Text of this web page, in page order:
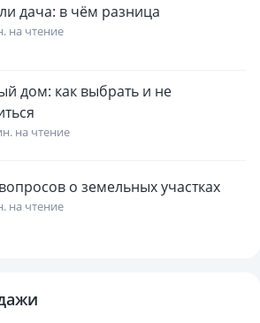
дача: в чём разница
на чтение
дом: как выбрать и не
на чтение
о земельных участках
на чтение